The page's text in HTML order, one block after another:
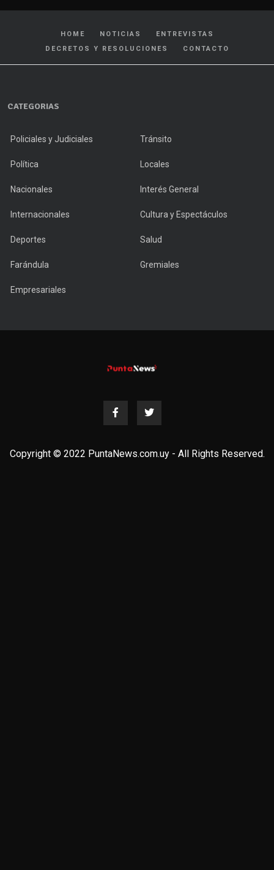
HOME NOTICIAS
ENTREVISTAS
DECRETOS Y RESOLUCIONES
CONTACTO
CATEGORIAS
Policiales y Judiciales Tránsito
Política Locales
Nacionales Interés General
Internacionales Cultura y Espectáculos
Deportes Salud
Farándula Gremiales
Empresariales
Copyright © 2022 PuntaNews.com.uy - All Rights Reserved.